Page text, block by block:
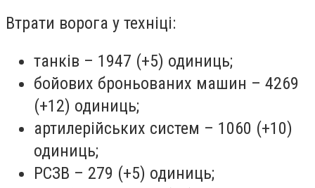
Втрати ворога у техніці:
танків – 1947 (+5) одиниць;
бойових броньованих машин – 4269
(+12) одиниць;
артилерійських систем – 1060 (+10)
одиниць;
РСЗВ – 279 (+5) одиниць;